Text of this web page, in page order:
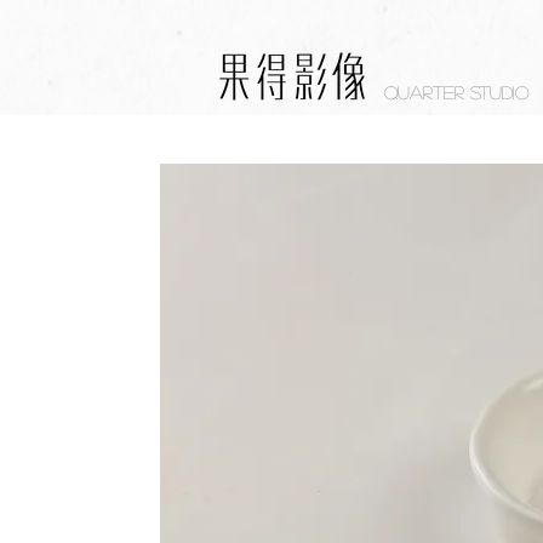
Quarter studio